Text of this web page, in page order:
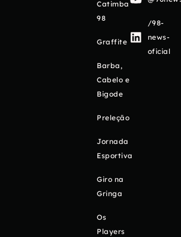
Catimba
98
Graffite
Barba,
Cabelo e
Bigode
Preleção
Jornada
Esportiva
Giro na
Gringa
Os
Players
/98-
news-
oficial